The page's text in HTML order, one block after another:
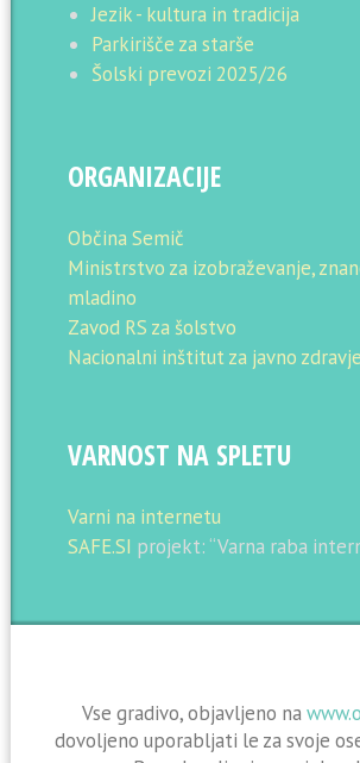
Jezik - kultura in tradicija
Parkirišče za starše
Šolski prevozi 2025/26
ORGANIZACIJE
Občina Semič
Ministrstvo za izobraževanje,
mladino
Zavod RS za šolstvo
Nacionalni inštitut za javno zdravje
VARNOST NA SPLETU
Varni na internetu
SAFE.SI projekt: “Varna raba
Vse gradivo, objavljeno na
dovoljeno uporabljati le za svoje